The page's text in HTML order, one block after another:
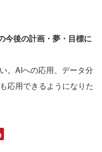
今後の計画・夢・目標に
。AIへの応用、データ分
応用できるようになりた